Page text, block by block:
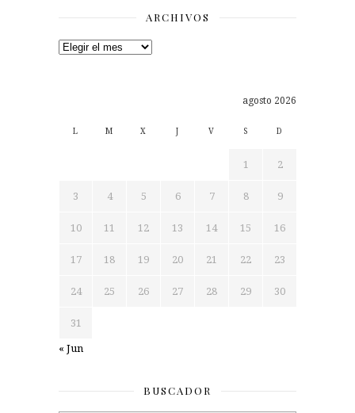
ARCHIVOS
Archivos
agosto 2026
L M X V S D
1 2
3 4 5 6 7 8 9
10 11 12 13 14 15 16
17 18 19 20 21 22 23
24 25 26 27 28 29 30
31
« Jun
BUSCADOR